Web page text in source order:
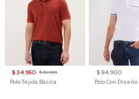
$ 34.950 $ 69.900
Polo Tejida Básica
$ 84.900